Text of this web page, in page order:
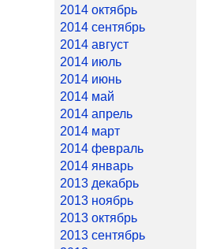
2014 октябрь
2014 сентябрь
2014 август
2014 июль
2014 июнь
2014 май
2014 апрель
2014 март
2014 февраль
2014 январь
2013 декабрь
2013 ноябрь
2013 октябрь
2013 сентябрь